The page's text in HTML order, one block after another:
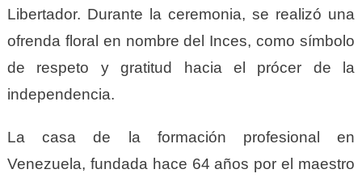
Libertador. Durante la ceremonia, se realizó una
ofrenda floral en nombre del Inces, como símbolo
de respeto y gratitud hacia el prócer de la
independencia.
La casa de la formación profesional en
Venezuela, fundada hace 64 años por el maestro